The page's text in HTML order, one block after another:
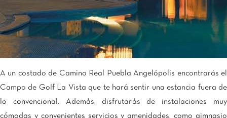
A un costado de Camino Real Puebla Angelópolis encontrarás el
Campo de Golf La Vista que te hará sentir una estancia fuera de
lo convencional. Además, disfrutarás de instalaciones muy
cómodas y convenientes servicios y amenidades, como gimnasio